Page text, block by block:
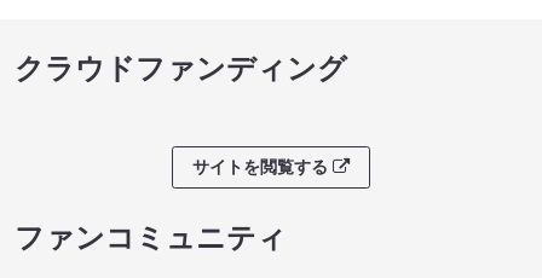
クラウドファンディング